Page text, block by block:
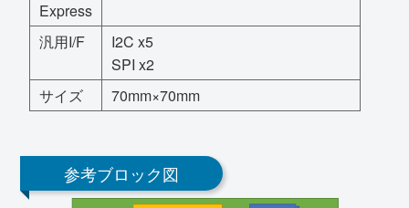
Express
汎用I/F
I2C x5
SPI x2
サイズ
70mm×70mm
参考ブロック図